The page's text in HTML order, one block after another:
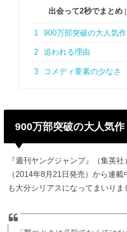
出会って2秒でまとめ [
1 900万部突破の大人気
2 追われる理由
3 コメディ要素の少なさ
900万部突破の大人気
『週刊ヤングジャンプ』（集英
（2014年8月21日発売）から連
も大分シリアスになってまいりま